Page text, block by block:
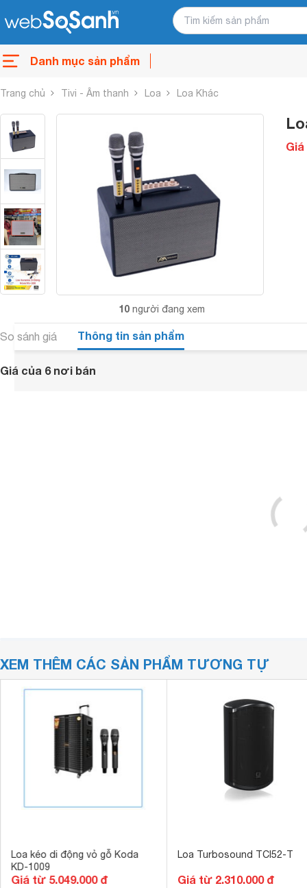
Danh mục sản phẩm
Trang chủ Tivi - Âm thanh Loa Loa Khác
10 người đang xem
Giá
So sánh giá Thông tin sản phẩm
Giá của 6 nơi bán
XEM THÊM CÁC SẢN PHẨM TƯƠNG TỰ
Loa kéo di động vỏ gỗ Koda
KD-1009
Giá từ 5.049.000 đ
Loa Turbosound TCI52-T
Giá từ 2.310.000 đ